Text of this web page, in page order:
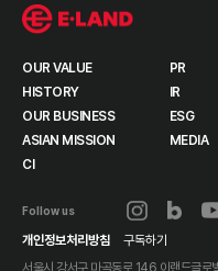
OUR VALUE
HISTORY
OUR BUSINESS
ASIAN MISSION
CI
PR
IR
ESG
MEDIA
Follow us
개인정보처리방침
구독하기
서울시 강서구 마곡동로 146 이랜드글로